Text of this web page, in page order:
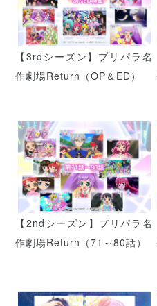
【3rdシーズン】プリパラ名
作劇場Return（OP＆ED）
【2ndシーズン】プリパラ名
作劇場Return（71～80話）